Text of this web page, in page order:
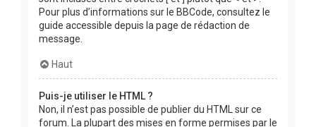
Pour plus d’informations sur le BBCode, consultez le
guide accessible depuis la page de rédaction de
message.
Haut
Puis-je utiliser le HTML ?
Non, il n’est pas possible de publier du HTML sur ce
forum. La plupart des mises en forme permises par le